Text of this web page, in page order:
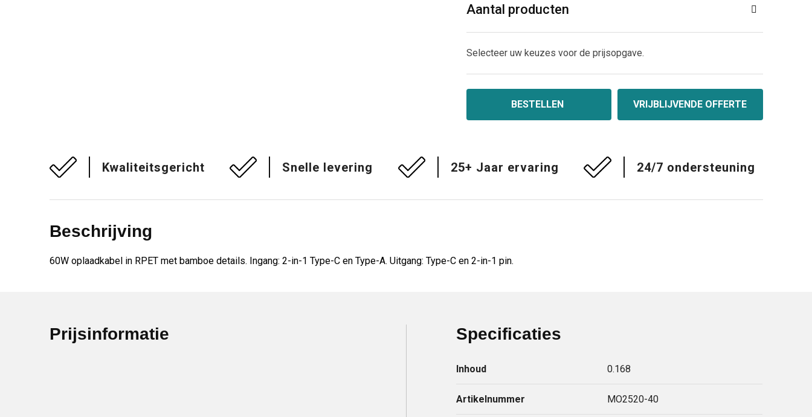
Aantal producten
Selecteer uw keuzes voor de prijsopgave.
BESTELLEN VRIJBLIJVENDE OFFERTE
Kwaliteitsgericht Snelle levering 25+ Jaar ervaring 24/7 ondersteuning
Beschrijving
60W oplaadkabel in RPET met bamboe details. Ingang: 2-in-1 Type-C en Type-A. Uitgang: Type-C en 2-in-1 pin.
Prijsinformatie Specificaties
Inhoud 0.168
Artikelnummer MO2520-40